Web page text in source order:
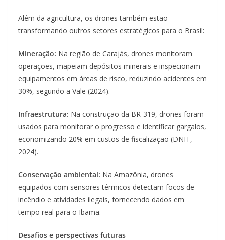
Além da agricultura, os drones também estão
transformando outros setores estratégicos para o Brasil:
Mineração: Na região de Carajás, drones monitoram
operações, mapeiam depósitos minerais e inspecionam
equipamentos em áreas de risco, reduzindo acidentes em
30%, segundo a Vale (2024).
Infraestrutura: Na construção da BR-319, drones foram
usados para monitorar o progresso e identificar gargalos,
economizando 20% em custos de fiscalização (DNIT,
2024).
Conservação ambiental: Na Amazônia, drones
equipados com sensores térmicos detectam focos de
incêndio e atividades ilegais, fornecendo dados em
tempo real para o Ibama.
Desafios e perspectivas futuras